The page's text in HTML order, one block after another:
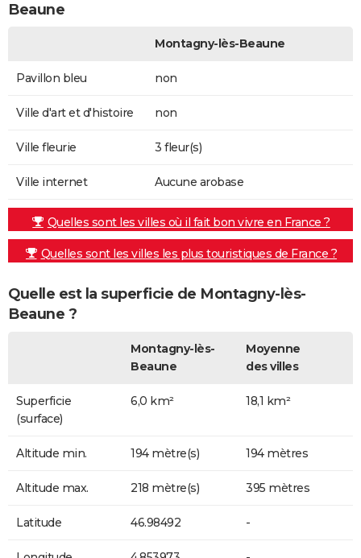
Beaune
Montagny-lès-Beaune
Pavillon bleu non
Ville d'art et d'histoire non
Ville fleurie 3 fleur(s)
Ville internet Aucune arobase
Quelles sont les villes où il fait bon vivre en France ?
Quelles sont les villes les plus touristiques de France ?
Quelle est la superficie de Montagny-lès-
Beaune ?
Montagny-lès-
Beaune
Moyenne
des villes
Superficie
(surface)
6,0 km² 18,1 km²
Altitude min. 194 mètre(s) 194 mètres
Altitude max. 218 mètre(s) 395 mètres
Latitude 46.98492 -